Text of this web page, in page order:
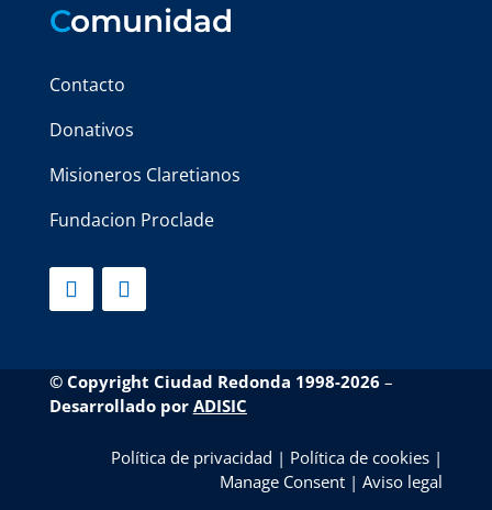
Comunidad
Contacto
Donativos
Misioneros Claretianos
Fundacion Proclade
© Copyright Ciudad Redonda 1998-2026 –
Desarrollado por ADISIC
Política de privacidad | Política de cookies |
Manage Consent |Aviso legal